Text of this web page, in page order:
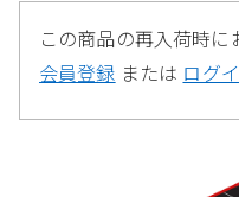
この商品の再入荷時
会員登録 または ログ